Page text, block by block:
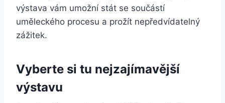
výstava vám umožní stát se součástí
uměleckého procesu a prožít nepředvídatelný
zážitek.
Vyberte si tu nejzajímavější
výstavu